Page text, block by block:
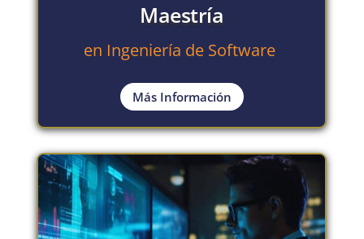
Maestría
en Ingeniería de Software
Más Información